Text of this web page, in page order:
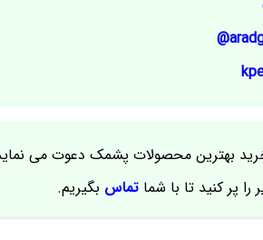
خرید بهترین محصولات پشمک دعوت می
را پر کنید تا با شماتماس بگیریم.